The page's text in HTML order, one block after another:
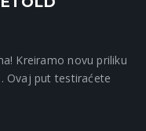
16, 2025
Kreiramo novu priliku
Ovaj put testiraćete